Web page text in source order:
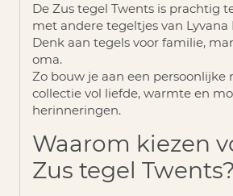
De Zus tegel Twents is prachtig
met andere tegeltjes van Lyvana
Denk aan tegels voor familie,
oma.
Zo bouw je aan een persoonlijke
collectie vol liefde, warmte en
herinneringen.
Waarom kiezen
Zus tegel Twents?